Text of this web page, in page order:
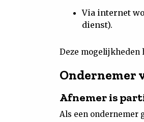
Via internet
dienst).
Deze mogelijkheden
Ondernemer
Afnemer is
Als een ondernemer